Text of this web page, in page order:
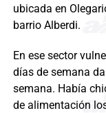
ubicada en
barrio Alberdi.
En ese sector
días de semana
semana. Había
de alimentación